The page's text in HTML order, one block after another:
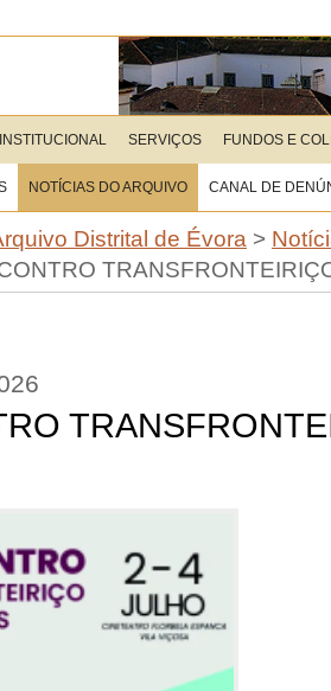
SERVIÇOS FUNDOS E
NOTÍCIAS DO ARQUIVO CANAL DE
Distrital de Évora >